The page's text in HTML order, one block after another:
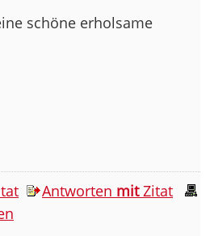
schöne erholsame
Antworten mitZitat